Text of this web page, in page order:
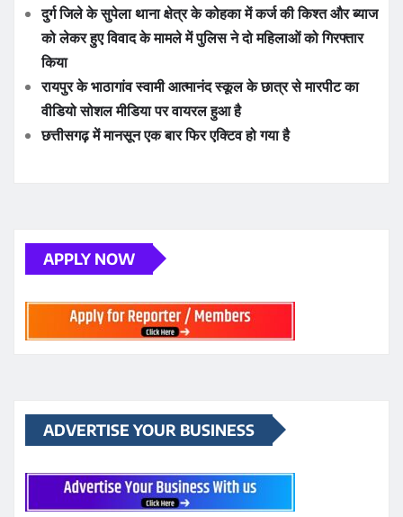
दुर्ग जिले के सुपेला थाना क्षेत्र के कोहका में कर्ज की किश्त और ब्याज
को लेकर हुए विवाद के मामले में पुलिस ने दो महिलाओं को गिरफ्तार
किया
रायपुर के भाठागांव स्वामी आत्मानंद स्कूल के छात्र से मारपीट का
वीडियो सोशल मीडिया पर वायरल हुआ है
छत्तीसगढ़ में मानसून एक बार फिर एक्टिव हो गया है
APPLY NOW
ADVERTISE YOUR BUSINESS